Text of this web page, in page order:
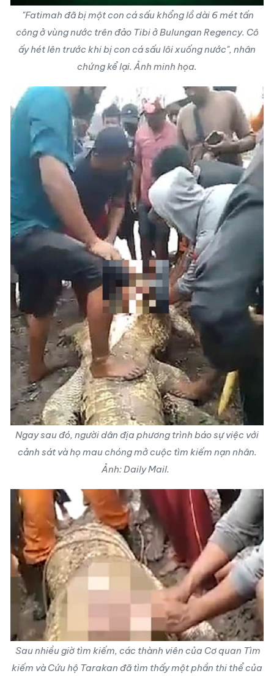
"Fatimah đã bị một con cá sấu khổng lồdài 6 mét tấn
công ở vùng nước trên đảo Tibi ở Bulungan Regency. Cô
ấy hét lên trước khi bị con cá sấu lôi xuống nước", nhân
chứng kể lại. Ảnh minh họa.
Ngay sau đó, người dân địa phương trình báo sự việc với
cảnh sát và họ mau chóng mở cuộc tìm kiếm nạn nhân.
Ảnh: Daily Mail.
Sau nhiều giờ tìm kiếm, các thành viên của Cơ quan Tìm
kiếm và Cứu hộ Tarakan đã tìm thấy một phần thi thể của